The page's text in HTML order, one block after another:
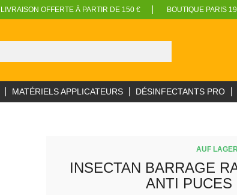
LIVRAISON OFFERTE À PARTIR DE 150 € BOUTIQUE PARIS
MATÉRIELS APPLICATEURS DÉSINFECTANTS PRO
AUF LAGER
INSECTAN BARRAGE
ANTI PUCES